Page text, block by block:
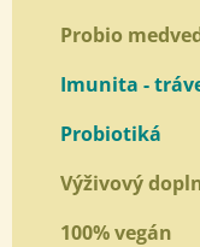
Probio
Imunita -
Probiotiká
Výživový
100% vegán